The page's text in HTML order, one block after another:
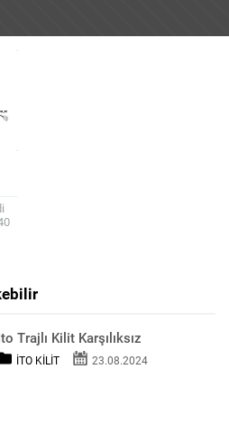
Trajlı Kilit Karşılıksız
İTO KILIT 23.08.2024